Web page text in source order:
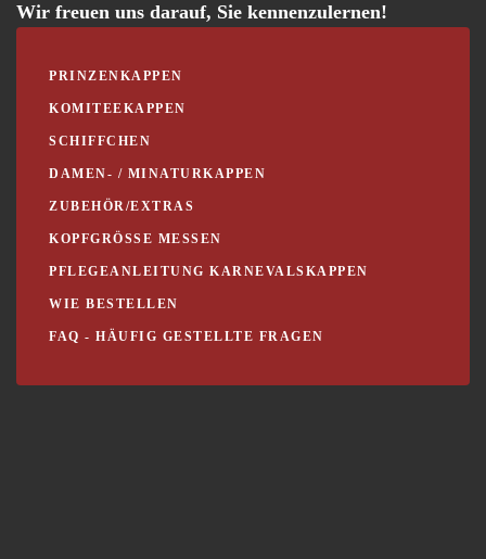
Wir freuen uns darauf, Sie kennenzulernen!
PRINZENKAPPEN
KOMITEEKAPPEN
SCHIFFCHEN
DAMEN- / MINATURKAPPEN
ZUBEHÖR/EXTRAS
KOPFGRÖSSE MESSEN
PFLEGEANLEITUNG KARNEVALSKAPPEN
WIE BESTELLEN
FAQ - HÄUFIG GESTELLTE FRAGEN